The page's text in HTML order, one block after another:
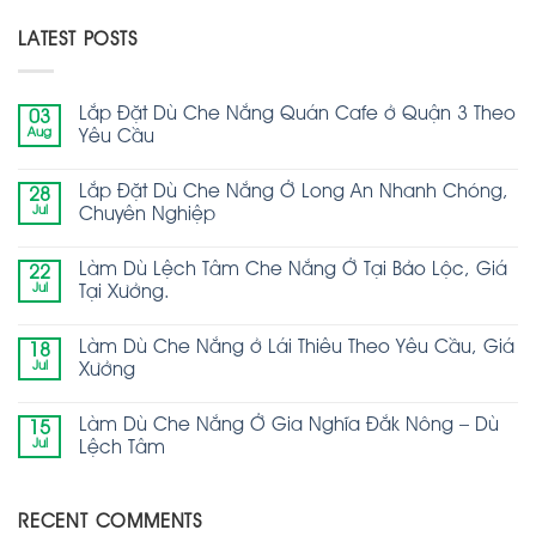
LATEST POSTS
03
Aug
Lắp Đặt Dù Che Nắng Quán Cafe ở Quận 3 Theo
Yêu Cầu
28
Jul
Lắp Đặt Dù Che Nắng Ở Long An Nhanh Chóng,
Chuyên Nghiệp
22
Jul
Làm Dù Lệch Tâm Che Nắng Ở Tại Bảo Lộc, Giá
Tại Xưởng.
18
Jul
Làm Dù Che Nắng ở Lái Thiêu Theo Yêu Cầu, Giá
Xưởng
15
Jul
Làm Dù Che Nắng Ở Gia Nghĩa Đắk Nông – Dù
Lệch Tâm
RECENT COMMENTS